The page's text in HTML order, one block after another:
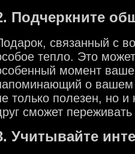
Подчеркните
связанный с
тепло. Это
момент
о вашем
только полезен, но
сможет
Учитывайте